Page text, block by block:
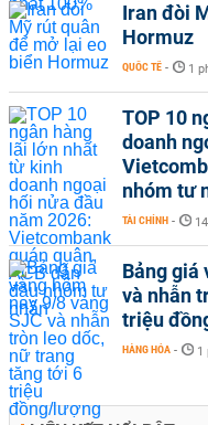
Iran đòi
Hormuz
QUỐC TẾ - 1
TOP 10
doanh
nhóm tư
TÀI CHÍNH -
Bảng giá
và nhẫn
triệu
HÀNG HÓA - 1